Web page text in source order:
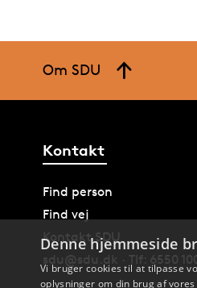
Om SDU
Kontakt
Find person
Find vej
Kontakt SDU
sdu@sdu.dk · Tlf: 6550
Denne hjemmeside
Vi bruger cookies til at tilpasse
oplysninger om din brug af